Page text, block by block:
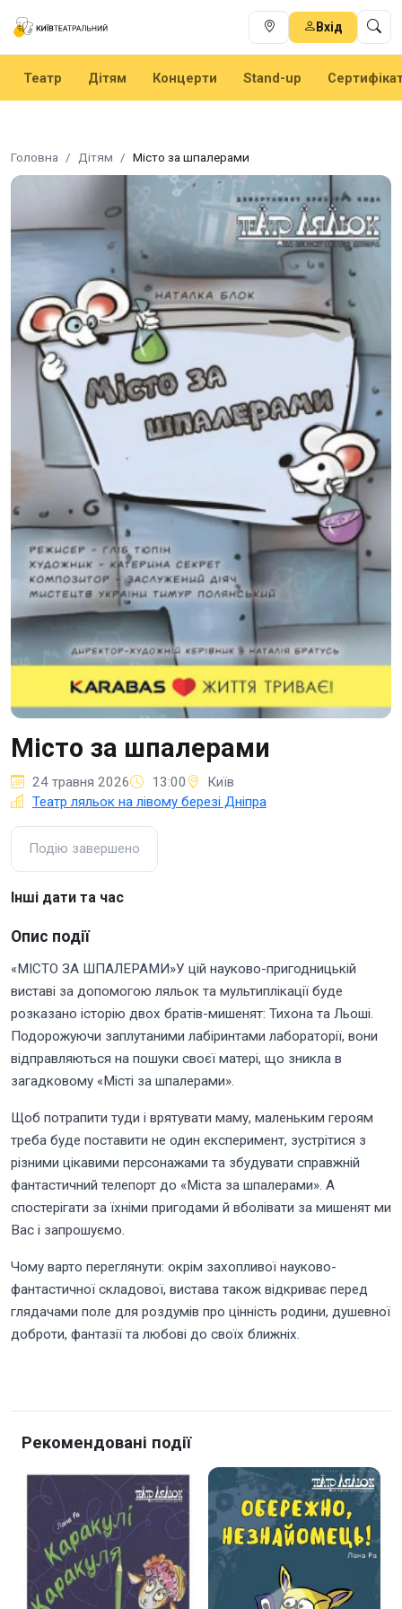
Вхід
Театр Дітям Концерти Stand-up
Головна Дітям Місто за шпалерами
Місто за шпалерами
24 травня 2026 13:00
Київ
Театр ляльок на лівому березі Дніпра
Подію завершено
Інші дати та час
Опис події
«МІСТО ЗА ШПАЛЕРАМИ»У цій науково-пригодницькій
виставі за допомогою ляльок та мультиплікації буде
розказано історію двох братів-мишенят: Тихона та Льоші.
Подорожуючи заплутаними лабіринтами лабораторії, вони
відправляються на пошуки своєї матері, що зникла в
загадковому «Місті за шпалерами».
Щоб потрапити туди і врятувати маму, маленьким героям
треба буде поставити не один експеримент, зустрітися з
різними цікавими персонажами та збудувати справжній
фантастичний телепорт до «Міста за шпалерами». А
спостерігати за їхніми пригодами й вболівати за мишенят ми
Вас і запрошуємо.
Чому варто переглянути: окрім захопливої науково-
фантастичної складової, вистава також відкриває перед
глядачами поле для роздумів про цінність родини, душевної
доброти, фантазії та любові до своїх ближніх.
Рекомендовані події